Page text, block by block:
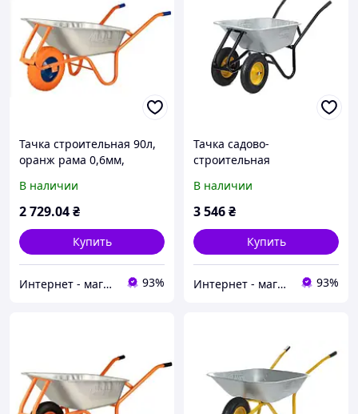
Тачка строительная 90л,
оранж рама 0,6мм,
BLUETOOLS F1
В наличии
2 729.04₴
Купить
Интернет - магазин "Строй-ка" 93%
Тачка садово-
строительная
колеса пневмо 4х8'' СИЛА
В наличии
3 546₴
Купить
Интернет - магазин "Строй-ка" 93%